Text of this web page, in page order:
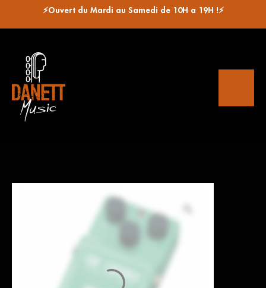
⚡Ouvert du Mardi au Samedi de 10H a 19H !⚡